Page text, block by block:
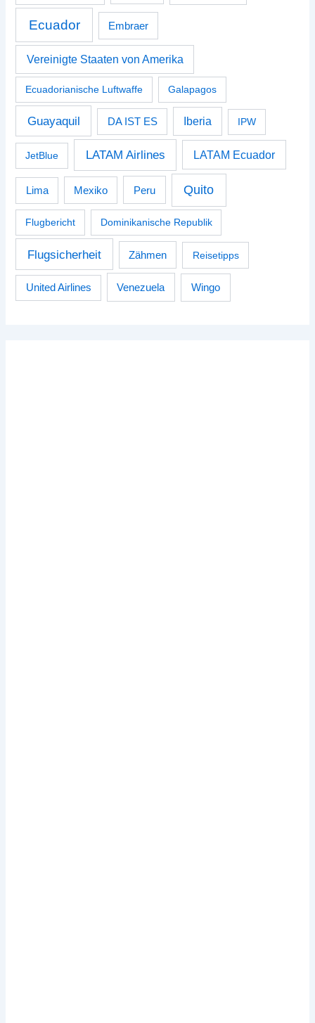
Ecuador Embraer
Vereinigte Staaten von Amerika
Ecuadorianische Luftwaffe Galapagos
Guayaquil DA IST ES Iberia IPW
JetBlue LATAM Airlines LATAM Ecuador
Lima Mexiko Peru Quito
Flugbericht Dominikanische Republik
Flugsicherheit Zähmen Reisetipps
United Airlines Venezuela Wingo